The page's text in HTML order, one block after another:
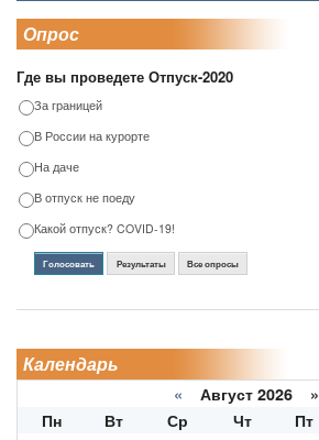
Опрос
Где вы проведете Отпуск-2020
За границей
В России на курорте
На даче
В отпуск не поеду
Какой отпуск? COVID-19!
Голосовать Результаты Все опросы
Календарь
« Август 2026 »
Пн
Вт Ср Чт Пт